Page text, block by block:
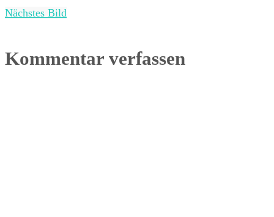
Nächstes Bild
Kommentar verfassen